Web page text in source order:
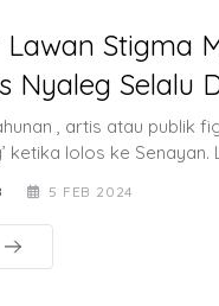
Lawan Stigma
Nyaleg Selalu
, artis atau publik
ketika lolos ke
5 FEB 2024